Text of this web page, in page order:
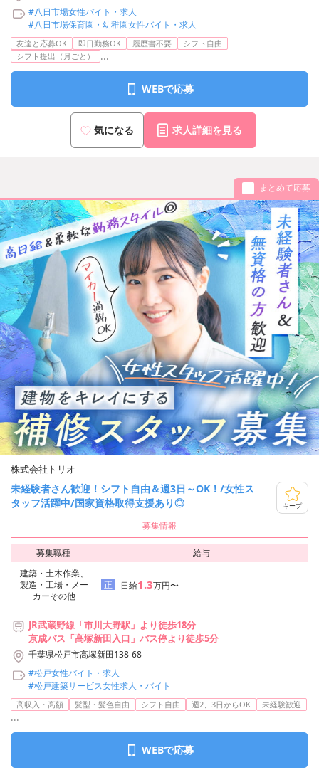
#八日市場女性バイト・求人
#八日市場保育園・幼稚園女性バイト・求人
友達と応募OK 即日勤務OK 履歴書不要
シフト自由
シフト提出（月ごと）
...
WEBで応募
気になる 求人詳細を見る
まとめて応募
株式会社トリオ
未経験者さん歓迎！シフト自由＆週3日～OK！/女性ス
タッフ活躍中/国家資格取得支援あり◎
キープ
募集情報
募集職種
給与
建築・土木作業、
製造・工場・メー
カーその他
正 日給1.3万円〜
JR武蔵野線「市川大野駅」より徒歩18分
京成バス「高塚新田入口」バス停より徒歩5分
千葉県松戸市高塚新田138-68
#松戸女性バイト・求人
#松戸建築サービス女性求人・バイト
高収入・高額 髪型・髪色自由 シフト自由 週2、3日からOK 未経験歓迎
...
WEBで応募